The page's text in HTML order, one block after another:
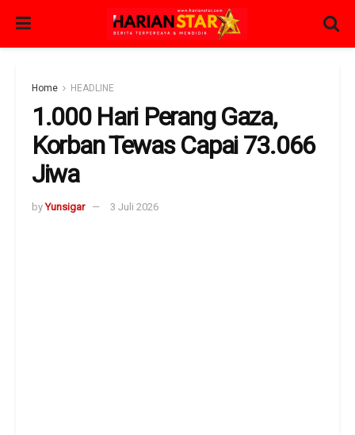
Home HEADLINE
1.000 Hari Perang Gaza,
Korban Tewas Capai 73.066
Jiwa
by Yunsigar 3 Juli 2026